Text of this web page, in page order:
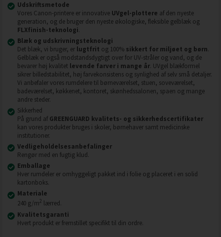
Udskriftsmetode
Vores Canon-printere er innovative UVgel-plottere af den nyeste
generation, og de bruger den nyeste økologiske, fleksible gelblæk og
FLXfinish-teknologi.
Blæk og udskrivningsteknologi
Det blæk, vi bruger, er lugtfrit og 100% sikkert for miljøet og børn.
Gelblæk er også modstandsdygtigt over for UV-stråler og vand, og de
bevarer høj kvalitet levende farver i mange år. UVgel blækformel
sikrer billedstabilitet, høj farvekonsistens og synlighed af selv små detaljer.
Vi anbefaler vores rumdelere til børneværelset, stuen, soveværelset,
badeværelset, køkkenet, kontoret, skønhedssalonen, spaen og mange
andre steder.
Sikkerhed
På grund af GREENGUARD kvalitets- og sikkerhedscertifikater
kan vores produkter bruges i skoler, børnehaver samt medicinske
institutioner.
Vedligeholdelsesanbefalinger
Rengør med en fugtig klud.
Emballage
Hver rumdeler er omhyggeligt pakket ind i folie og placeret i en solid
kartonboks.
Materiale
240 g/m2 lærred.
Kvalitetsgaranti
Hvert produkt er fremstillet specifikt til din ordre.